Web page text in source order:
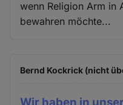
wenn Religion Arm in
bewahren möchte...
Bernd Kockrick (nicht
Wir haben in